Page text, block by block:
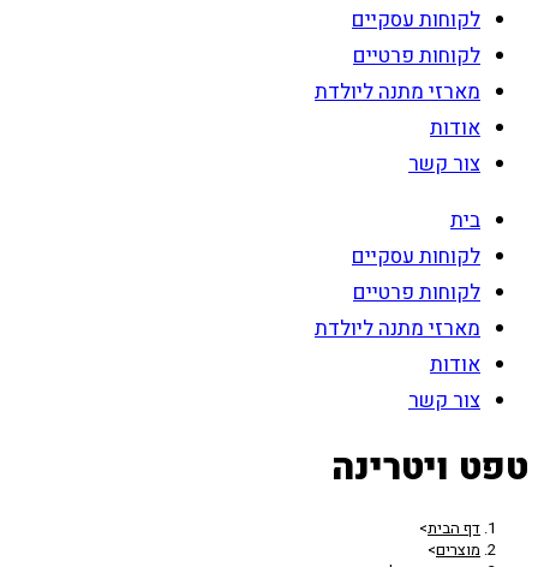
לקוחות עסקיים
לקוחות פרטיים
מארזי מתנה ליולדת
אודות
צור קשר
בית
לקוחות עסקיים
לקוחות פרטיים
מארזי מתנה ליולדת
אודות
צור קשר
טפט ויטרינה
דף הבית>
מוצרים>